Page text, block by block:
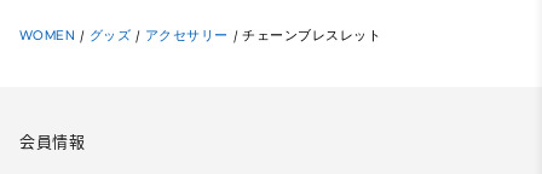
WOMEN / グッズ / アクセサリー / チェーンブレスレット
会員情報